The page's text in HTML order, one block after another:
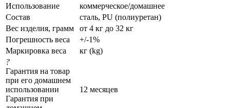
Использование
коммерческое/домашнее
Состав
сталь, PU (полиуретан)
Вес изделия, грамм
от 4 кг до 32 кг
Погрешность веса
+/-1%
Маркировка веса
кг (kg)
?
Гарантия на товар
при его домашнем
использовании
Гарантия при
12 месяцев